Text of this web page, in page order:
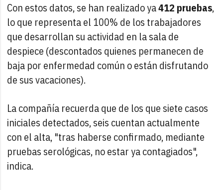
Con estos datos, se han realizado ya412 pruebas,
lo que representa el 100% de los trabajadores
que desarrollan su actividad en la sala de
despiece (descontados quienes permanecen de
baja por enfermedad común o están disfrutando
de sus vacaciones).
La compañía recuerda que de los que siete casos
iniciales detectados, seis cuentan actualmente
con el alta, "tras haberse confirmado, mediante
pruebas serológicas, no estar ya contagiados",
indica.